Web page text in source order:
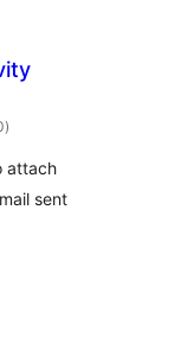
total
de
)
attach
sent